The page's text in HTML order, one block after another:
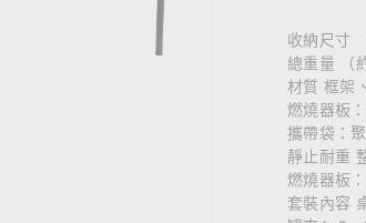
收納尺寸
總重量 （
材質 框架
燃燒器板
攜帶袋：
靜止耐重
燃燒器板
套裝內容